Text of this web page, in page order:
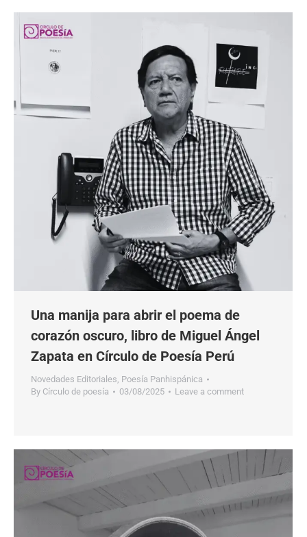
Una manija para abrir el poema de
corazón oscuro, libro de Miguel Ángel
Zapata en Círculo de Poesía Perú
Novedades Editoriales, Poesía Panhispánica
By Círculo de poesía 03/08/2025 Leave a comment